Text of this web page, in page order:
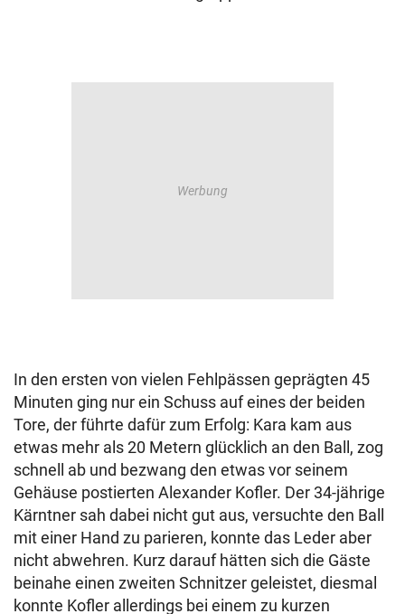
In den ersten von vielen Fehlpässen geprägten 45
Minuten ging nur ein Schuss auf eines der beiden
Tore, der führte dafür zum Erfolg: Kara kam aus
etwas mehr als 20 Metern glücklich an den Ball, zog
schnell ab und bezwang den etwas vor seinem
Gehäuse postierten Alexander Kofler. Der 34-jährige
Kärntner sah dabei nicht gut aus, versuchte den Ball
mit einer Hand zu parieren, konnte das Leder aber
nicht abwehren. Kurz darauf hätten sich die Gäste
beinahe einen zweiten Schnitzer geleistet, diesmal
konnte Kofler allerdings bei einem zu kurzen